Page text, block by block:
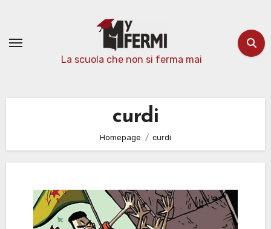
contenuto
La scuola che non si ferma mai
curdi
Homepage curdi